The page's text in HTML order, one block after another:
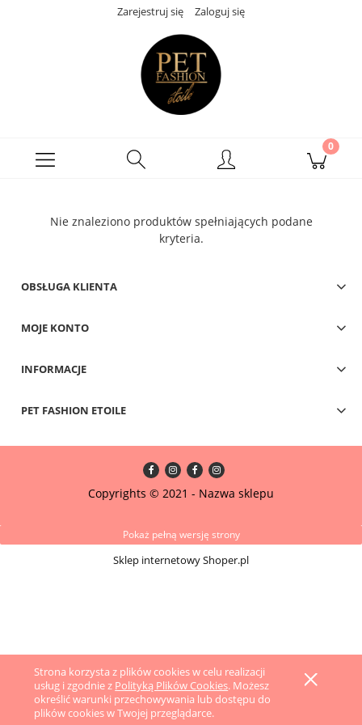
Strona korzysta z plików cookies w celu realizacji
usług i zgodnie z Polityką Plików Cookies. Możesz
określić warunki przechowywania lub dostępu do
plików cookies w Twojej przeglądarce.
Zarejestruj się Zaloguj się
Nie znaleziono produktów spełniających podane
kryteria.
OBSŁUGA KLIENTA
MOJE KONTO
INFORMACJE
PET FASHION ETOILE
Copyrights © 2021 - Nazwa sklepu
Pokaż pełną wersję strony
Sklep internetowy Shoper.pl